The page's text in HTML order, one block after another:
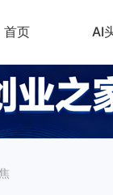
首页 AI